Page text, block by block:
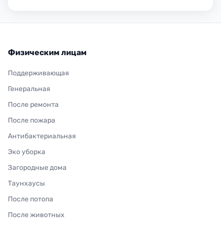
Физическим лицам
Поддерживающая
Генеральная
После ремонта
После пожара
Антибактериальная
Эко уборка
Загородные дома
Таунхаусы
После потопа
После животных